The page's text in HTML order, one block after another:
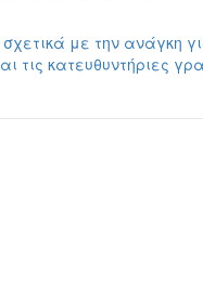
με την ανάγκη
τις κατευθυντήριες